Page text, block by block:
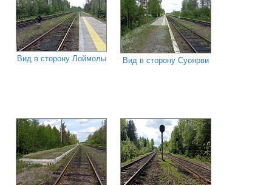
Вид в сторону Лоймолы Вид в сторону Суоярви